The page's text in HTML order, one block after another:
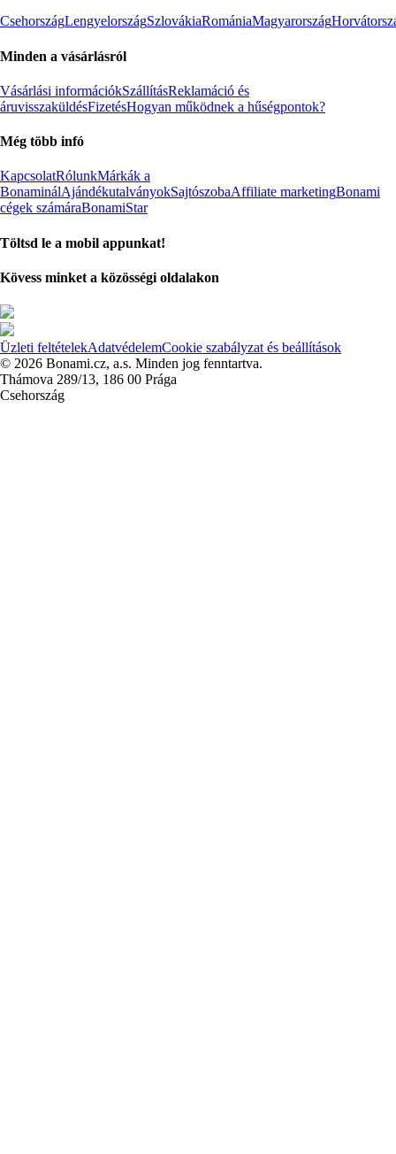
CsehországLengyelországSzlovákiaRomániaMagyarország
Minden a vásárlásról
Vásárlási információkSzállításReklamáció és
áruvisszaküldésFizetésHogyan működnek a hűségpontok?
Még több infó
KapcsolatRólunkMárkák a
BonaminálAjándékutalványokSajtószobaAffiliate marketingBonami
cégek számáraBonamiStar
Töltsd le a mobil appunkat!
Kövess minket a közösségi oldalakon
Üzleti feltételekAdatvédelemCookie szabályzat és beállítások
© 2026 Bonami.cz, a.s. Minden jog fenntartva.
Thámova 289/13, 186 00 Prága
Csehország